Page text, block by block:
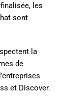
les
sont
la
de
et Discover.